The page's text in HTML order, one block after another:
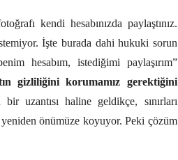
kendi hesabınızda paylaştınız.
İşte burada dahi hukuki sorun
hesabım, istediğimi paylaşırım”
gizliliğini korumamız gerektiğini
uzantısı haline geldikçe, sınırları
yeniden önümüze koyuyor. Peki çözüm